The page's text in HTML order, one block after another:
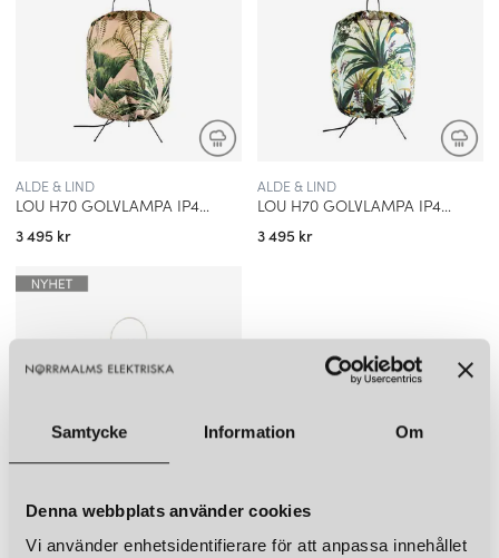
Samtycke Information Om
Denna webbplats använder cookies
Vi använder enhetsidentifierare för att anpassa innehållet
ALDE & LIND
LOU H70 GOLVLAMPA IP44 MAJORELLE
3 495 kr
ALDE & LIND
LOU H70 GOLVLAMPA IP44 TOUCAN
3 495 kr
ALDE & LIND